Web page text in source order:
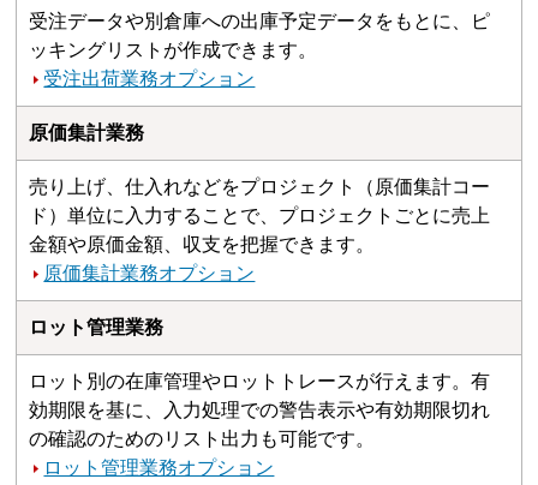
受注データや別倉庫への出庫予定データをもとに、ピ
ッキングリストが作成できます。
受注出荷業務オプション
原価集計業務
売り上げ、仕入れなどをプロジェクト（原価集計コー
ド）単位に入力することで、プロジェクトごとに売上
金額や原価金額、収支を把握できます。
原価集計業務オプション
ロット管理業務
ロット別の在庫管理やロットトレースが行えます。有
効期限を基に、入力処理での警告表示や有効期限切れ
の確認のためのリスト出力も可能です。
ロット管理業務オプション